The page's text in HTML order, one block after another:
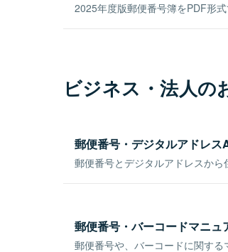
2025年度版郵便番号簿をPDF形式
ビジネス・法人の
郵便番号・デジタルアドレス
郵便番号とデジタルアドレスから
郵便番号・バーコードマニュ
郵便番号や、バーコードに関する